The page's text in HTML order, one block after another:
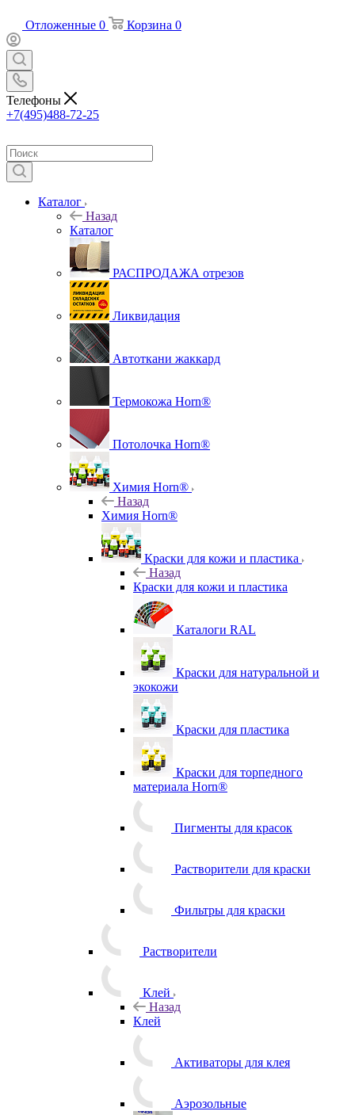
Отложенные 0 Корзина 0
Телефоны
+7(495)488-72-25
Каталог
Назад
Каталог
РАСПРОДАЖА отрезов
Ликвидация
Автоткани жаккард
Термокожа Horn®
Потолочка Horn®
Химия Horn®
Назад
Химия Horn®
Краски для кожи и пластика
Назад
Краски для кожи и пластика
Каталоги RAL
Краски для натуральной и
экокожи
Краски для пластика
Краски для торпедного
материала Horn®
Пигменты для красок
Растворители для краски
Фильтры для краски
Растворители
Клей
Назад
Клей
Активаторы для клея
Аэрозольные